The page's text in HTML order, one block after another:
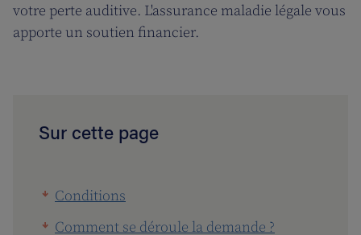
votre perte auditive. L'assurance maladie légale vous
apporte un soutien financier.
Sur cette page
Conditions
Comment se déroule la demande ?